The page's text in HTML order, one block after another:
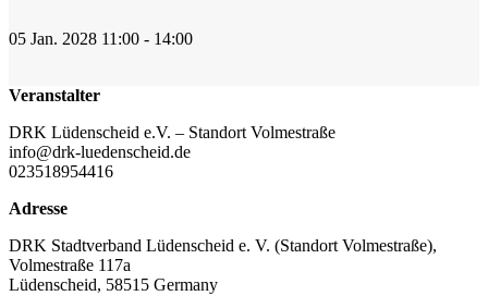
05 Jan. 2028 11:00 - 14:00
Veranstalter
DRK Lüdenscheid e.V. – Standort Volmestraße
info@drk-luedenscheid.de
023518954416
Adresse
DRK Stadtverband Lüdenscheid e. V. (Standort Volmestraße),
Volmestraße 117a
Lüdenscheid, 58515 Germany